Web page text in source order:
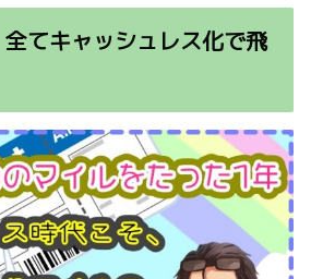
全てキャッシュレス化で飛